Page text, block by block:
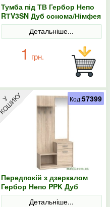
Тумба під ТВ Гербор Непо
RТV3SN Дуб сонома/Німфея
альба
Детальніше...
1 грн.
Передпокій з дзеркалом
Гербор Непо PPK Дуб
сонома
Детальніше...
Код:57399